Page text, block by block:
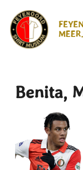
direct
naar
de
hoofdinhoud
Benita,